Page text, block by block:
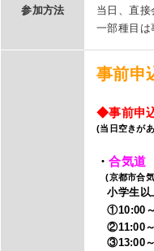
参加方法
当日、直接
一部種目は
事前申
◆事前申
(当日空きが
・合気道
(京都市合
小学生以
①10:00
②11:00
③13:00